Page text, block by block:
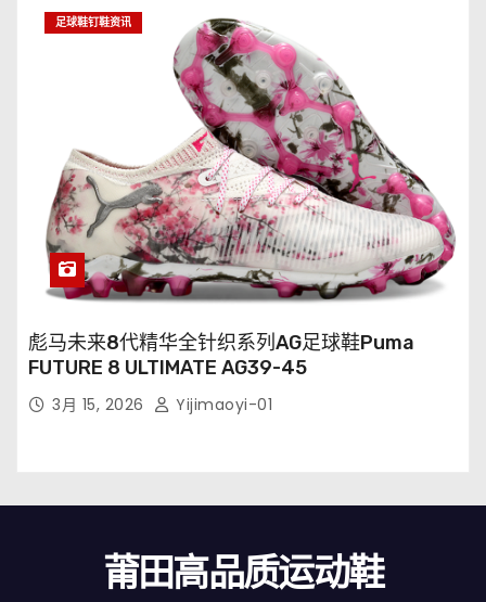
足球鞋钉鞋资讯
彪马未来8代精华全针织系列AG足球鞋Puma
FUTURE 8 ULTIMATE AG39-45
3月 15, 2026 Yijimaoyi-01
莆田高品质运动鞋